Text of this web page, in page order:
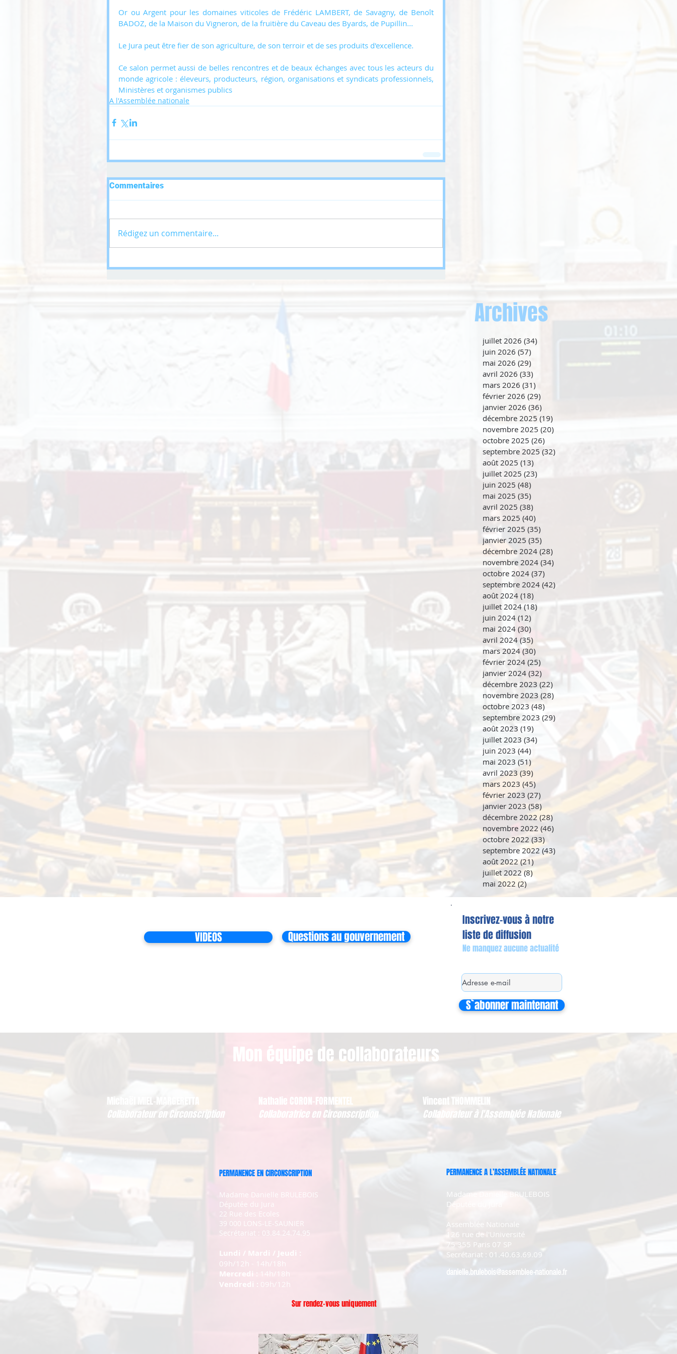
Or ou Argent pour les domaines viticoles de Frédéric LAMBERT, de Savagny, de Benoît
BADOZ, de la Maison du Vigneron, de la fruitière du Caveau des Byards, de Pupillin...
Le Jura peut être fier de son agriculture, de son terroir et de ses produits d'excellence.
Ce salon permet aussi de belles rencontres et de beaux échanges avec tous les acteurs du
monde agricole : éleveurs, producteurs, région, organisations et syndicats professionnels,
Ministères et organismes publics
A l'Assemblée nationale
Commentaires
Rédigez un commentaire...
Archives
juillet 2026 (34)
juin 2026 (57)
mai 2026 (29)
avril 2026 (33)
mars 2026 (31)
février 2026 (29)
janvier 2026 (36)
décembre 2025 (19)
novembre 2025 (20)
octobre 2025 (26)
septembre 2025 (32)
août 2025 (13)
juillet 2025 (23)
juin 2025 (48)
mai 2025 (35)
avril 2025 (38)
mars 2025 (40)
février 2025 (35)
janvier 2025 (35)
décembre 2024 (28)
novembre 2024 (34)
octobre 2024 (37)
septembre 2024 (42)
août 2024 (18)
juillet 2024 (18) 18 posts
juin 2024 (12)
mai 2024 (30)
avril 2024 (35) 35 posts
mars 2024 (30)
février 2024 (25)
janvier 2024 (32) 32 posts
décembre 2023 (22)
novembre 2023 (28)
octobre 2023 (48)
septembre 2023 (29)
août 2023 (19)
juillet 2023 (34) 34 posts
juin 2023 (44)
mai 2023 (51) 51 posts
avril 2023 (39)
mars 2023 (45)
février 2023 (27) 27 posts
janvier 2023 (58)
décembre 2022 (28)
novembre 2022 (46)
octobre 2022 (33)
septembre 2022 (43)
août 2022 (21)21 posts
juillet 2022 (8)
mai 2022 (2)2 posts
VIDEOS Questions au gouvernement
Inscrivez-vous à notre
liste de diffusion
Ne manquez aucune actualité
S`abonner maintenant
Mon équipe de collaborateurs
Michaël MIEL-MARGERETTA
Collaborateur en Circonscription
Vincent THOMMELIN
Collaborateur à l'Assemblée Nationale
Nathalie CORON-FORMENTEL
Collaboratrice en Circonscription
PERMANENCE EN CIRCONSCRIPTION
Madame Danielle BRULEBOIS
Députée du Jura
22 Rue des Ecoles
39 000 LONS-LE-SAUNIER
Secrétariat : 03.84.24.74.95
Lundi / Mardi / Jeudi :
09h/12h - 14h/18h
Mercredi : 14h/18h
Vendredi : 09h/12h
PERMANENCE A L’ASSEMBLÉE NATIONALE
Madame Danielle BRULEBOIS
Députée du Jura
Assemblée Nationale
126 rue de l'Université
75 355 Paris 07 SP
Secrétariat : 01.40.63.69.09
danielle.brulebois@assemblee-nationale.fr
Sur rendez-vous uniquement